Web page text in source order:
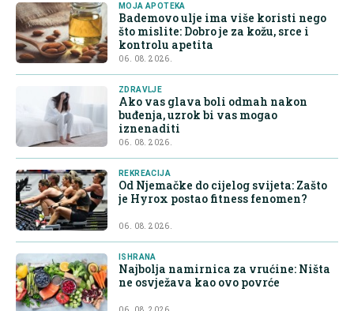
MOJA APOTEKA
Bademovo ulje ima više koristi nego
što mislite: Dobro je za kožu, srce i
kontrolu apetita
06. 08. 2026.
ZDRAVLJE
Ako vas glava boli odmah nakon
buđenja, uzrok bi vas mogao
iznenaditi
06. 08. 2026.
REKREACIJA
Od Njemačke do cijelog svijeta: Zašto
je Hyrox postao fitness fenomen?
06. 08. 2026.
ISHRANA
Najbolja namirnica za vrućine: Ništa
ne osvježava kao ovo povrće